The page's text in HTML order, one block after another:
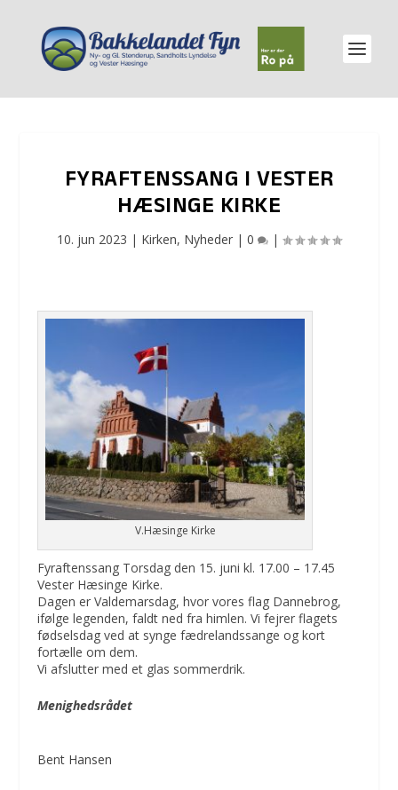
FYRAFTENSSANG I VESTER
HÆSINGE KIRKE
10. jun 2023 | Kirken, Nyheder | 0 |
V.Hæsinge Kirke
Fyraftenssang Torsdag den 15. juni kl. 17.00 – 17.45
Vester Hæsinge Kirke.
Dagen er Valdemarsdag, hvor vores flag Dannebrog,
ifølge legenden, faldt ned fra himlen. Vi fejrer flagets
fødselsdag ved at synge fædrelandssange og kort
fortælle om dem.
Vi afslutter med et glas sommerdrik.
Menighedsrådet
Bent Hansen